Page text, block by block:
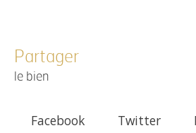
partager
le bien
Facebook Twitter